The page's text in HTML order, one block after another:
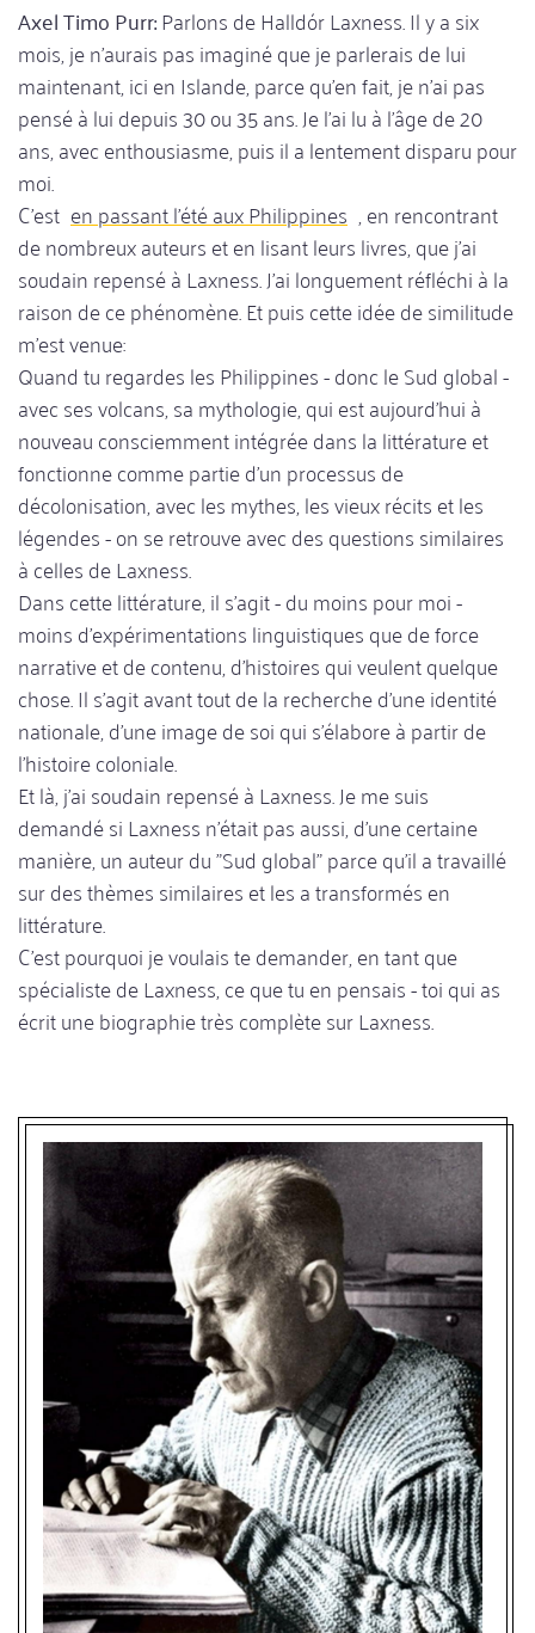
Axel Timo Purr:Parlons de Halldór Laxness. Il y a six
mois, je n'aurais pas imaginé que je parlerais de lui
maintenant, ici en Islande, parce qu'en fait, je n'ai pas
pensé à lui depuis 30 ou 35 ans. Je l'ai lu à l'âge de 20
ans, avec enthousiasme, puis il a lentement disparu pour
moi.
C'est en passant l'été aux Philippines , en rencontrant
de nombreux auteurs et en lisant leurs livres, que j'ai
soudain repensé à Laxness. J'ai longuement réfléchi à la
raison de ce phénomène. Et puis cette idée de similitude
m'est venue:
Quand tu regardes les Philippines - donc le Sud global -
avec ses volcans, sa mythologie, qui est aujourd'hui à
nouveau consciemment intégrée dans la littérature et
fonctionne comme partie d'un processus de
décolonisation, avec les mythes, les vieux récits et les
légendes - on se retrouve avec des questions similaires
à celles de Laxness.
Dans cette littérature, il s'agit - du moins pour moi -
moins d'expérimentations linguistiques que de force
narrative et de contenu, d'histoires qui veulent quelque
chose. Il s'agit avant tout de la recherche d'une identité
nationale, d'une image de soi qui s'élabore à partir de
l'histoire coloniale.
Et là, j'ai soudain repensé à Laxness. Je me suis
demandé si Laxness n'était pas aussi, d'une certaine
manière, un auteur du "Sud global" parce qu'il a travaillé
sur des thèmes similaires et les a transformés en
littérature.
C'est pourquoi je voulais te demander, en tant que
spécialiste de Laxness, ce que tu en pensais - toi qui as
écrit une biographie très complète sur Laxness.